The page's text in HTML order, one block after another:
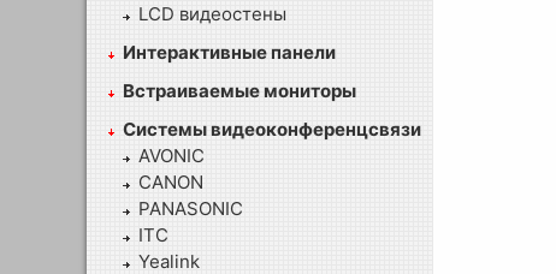
LCD видеостены
Интерактивные панели
Встраиваемые мониторы
Системы видеоконференцсвязи
AVONIC
CANON
PANASONIC
ITC
Yealink